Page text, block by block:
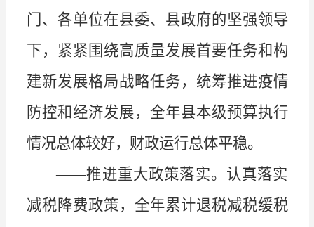
门、各单位在县委、县政府的坚强领导
下，紧紧围绕高质量发展首要任务和构
建新发展格局战略任务，统筹推进疫情
防控和经济发展，全年县本级预算执行
情况总体较好，财政运行总体平稳。
——推进重大政策落实。认真落实
减税降费政策，全年累计退税减税缓税